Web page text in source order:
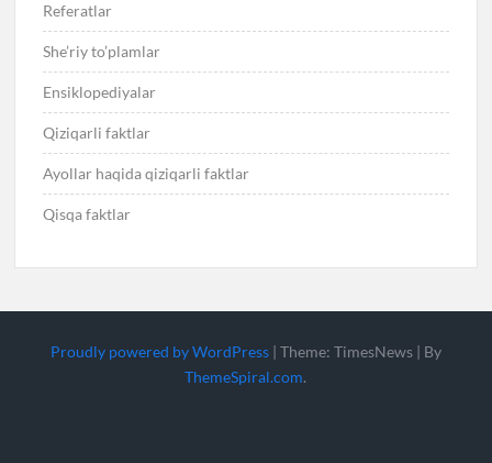
Referatlar
She’riy to’plamlar
Ensiklopediyalar
Qiziqarli faktlar
Ayollar haqida qiziqarli faktlar
Qisqa faktlar
Proudly powered by WordPress | Theme: TimesNews | By
ThemeSpiral.com.